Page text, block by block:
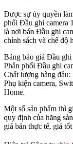
Được sự ủy quyền
phối Đầu ghi camera
là nơi bán Đầu ghi
chính sách và chế độ
Bảng báo giá Đầu
Phân phối Đầu ghi
Chất lượng hàng
Phụ kiện camera,
Home.
Một số sản phẩm thì
quy định của hãng
giá bán thực tế, giá